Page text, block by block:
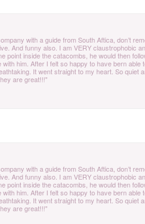
with a guide from South Aftica, don’t
And funny also. I am VERY claustrophobic
point inside the catacombs, he would then
with him. After I felt so happy to have bern
It went straight to my heart. So
are great!!!"
with a guide from South Aftica, don’t
And funny also. I am VERY claustrophobic
point inside the catacombs, he would then
with him. After I felt so happy to have bern
It went straight to my heart. So
are great!!!"